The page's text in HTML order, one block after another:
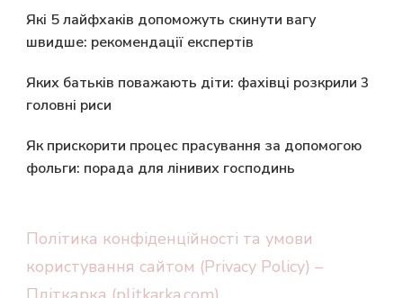
Які 5 лайфхаків допоможуть скинути вагу
швидше: рекомендації експертів
Яких батьків поважають діти: фахівці розкрили 3
головні риси
Як прискорити процес прасування за допомогою
фольги: порада для лінивих господинь
Політика конфіденційності та умови
користування сайтом (Privacy Policy) –